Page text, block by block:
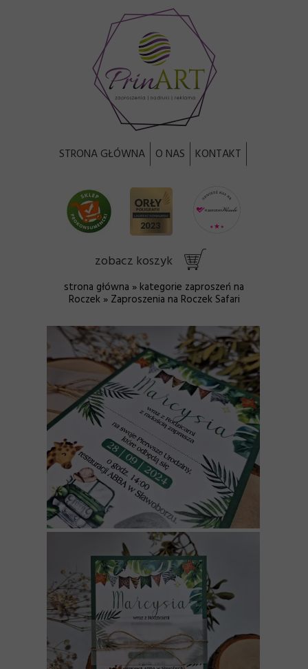
strona główna » kategorie zaproszeń na
Roczek » Zaproszenia na Roczek Safari
WYKONAMY WSZYSTKIE DODATKI Z
TEGO WZORU
STRONA GŁÓWNA O NAS KONTAKT
zobacz koszyk